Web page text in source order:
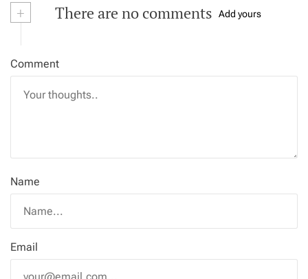
+ There are no comments Add yours
Comment
Name
Email